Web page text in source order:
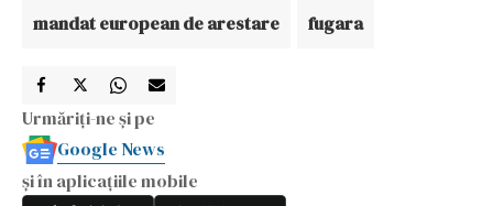
mandat european de arestare fugara
Urmăriți-ne și pe
Google News
și în aplicațiile mobile